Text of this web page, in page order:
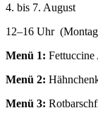
4. bis 7. August
12–16 Uhr
Menü 1:
Menü 2:
Menü 3: